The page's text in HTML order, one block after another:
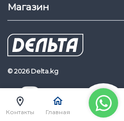
Магазин
© 2026 Delta.kg
Delta.kg
Контакты Главная